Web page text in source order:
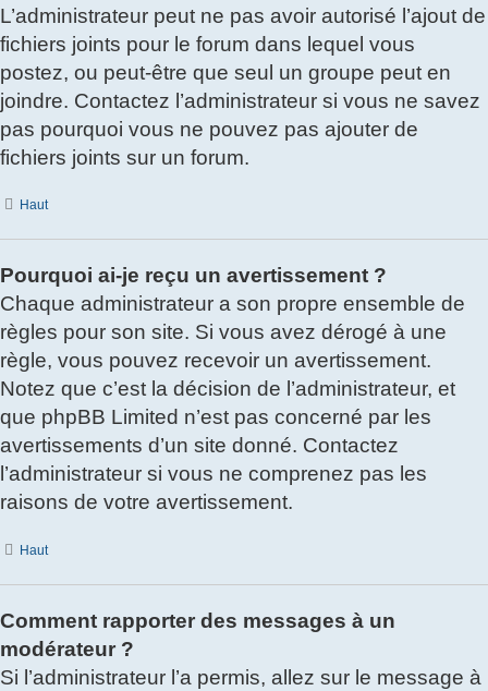
L’administrateur peut ne pas avoir autorisé l’ajout de
fichiers joints pour le forum dans lequel vous
postez, ou peut-être que seul un groupe peut en
joindre. Contactez l’administrateur si vous ne savez
pas pourquoi vous ne pouvez pas ajouter de
fichiers joints sur un forum.
Haut
Pourquoi ai-je reçu un avertissement ?
Chaque administrateur a son propre ensemble de
règles pour son site. Si vous avez dérogé à une
règle, vous pouvez recevoir un avertissement.
Notez que c’est la décision de l’administrateur, et
que phpBB Limited n’est pas concerné par les
avertissements d’un site donné. Contactez
l’administrateur si vous ne comprenez pas les
raisons de votre avertissement.
Haut
Comment rapporter des messages à un
modérateur ?
Si l’administrateur l’a permis, allez sur le message à